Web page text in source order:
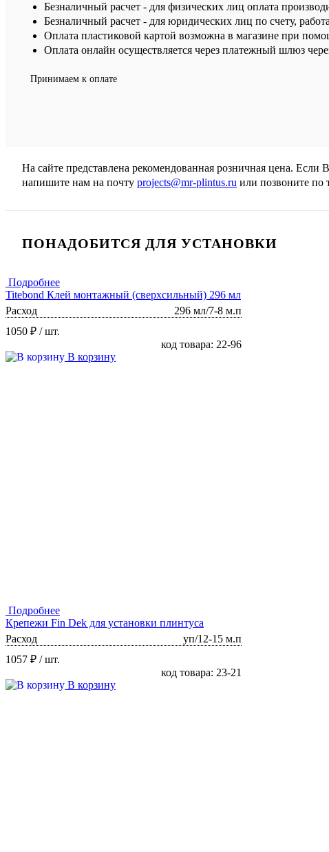
Безналичный расчет - для физических лиц оплата
Безналичный расчет - для юридических лиц по счету,
Оплата пластиковой картой возможна в магазине при
Оплата онлайн осуществляется через платежный шлюз
Принимаем к оплате
На сайте представлена рекомендованная розничная цена.
напишите нам на почту projects@mr-plintus.ru или позвоните по
ПОНАДОБИТСЯ ДЛЯ УСТАНОВКИ
Подробнее
Titebond Клей монтажный (сверхсильный) 296 мл
Расход
296 мл/7-8 м.п
1050 ₽ / шт.
код товара: 22-96
В корзину
Подробнее
Крепежи Fin Dek для установки плинтуса
Расход
уп/12-15 м.п
1057 ₽ / шт.
код товара: 23-21
В корзину